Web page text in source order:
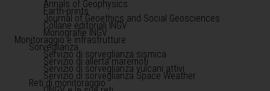
Annals of Geophysics
Earth-prints
Journal of Geoethics and Social Geosciences
Collane editoriali INGV
Monografie INGV
Monitoraggio e infrastrutture
Sorveglianza
Servizio di sorveglianza sismica
Servizio di allerta maremoti
Servizio di sorveglianza vulcani attivi
Servizio di sorveglianza Space Weather
Reti di monitoraggio